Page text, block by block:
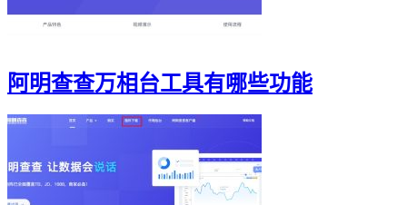
阿明查查万相台工具有哪些功能